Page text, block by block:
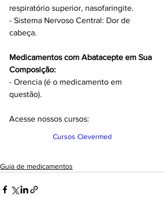
respiratório superior, nasofaringite.
- Sistema Nervoso Central: Dor de
cabeça.
Medicamentos com Abatacepte em Sua
Composição:
- Orencia (é o medicamento em
questão).
Acesse nossos cursos:
Cursos Clevermed
Guia de medicamentos